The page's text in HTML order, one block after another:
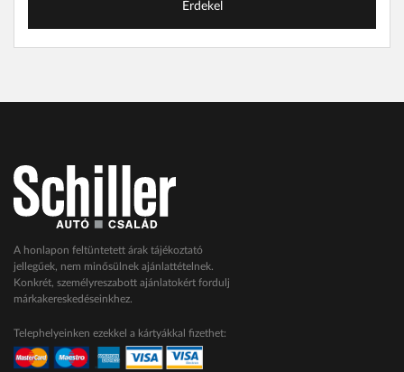
Érdekel
A honlapon feltüntetett árak tájékoztató
jellegűek, nem minősülnek ajánlattételnek.
Konkrét, személyreszabott ajánlatokért fordulj
márkakereskedéseinkhez.
Telephelyeinken ezekkel a kártyákkal fizethet: